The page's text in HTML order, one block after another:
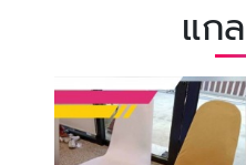
แก